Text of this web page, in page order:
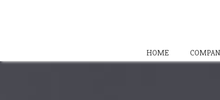
HOME